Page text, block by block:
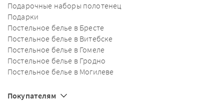
Подарочные наборы полотенец
Подарки
Постельное белье в Бресте
Постельное белье в Витебске
Постельное белье в Гомеле
Постельное белье в Гродно
Постельное белье в Могилеве
Покупателям